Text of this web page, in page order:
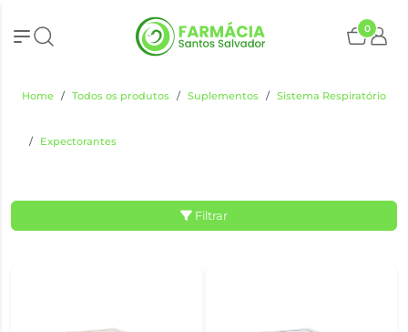
0
Home Todos os produtos Suplementos Sistema Respiratório
Expectorantes
Filtrar